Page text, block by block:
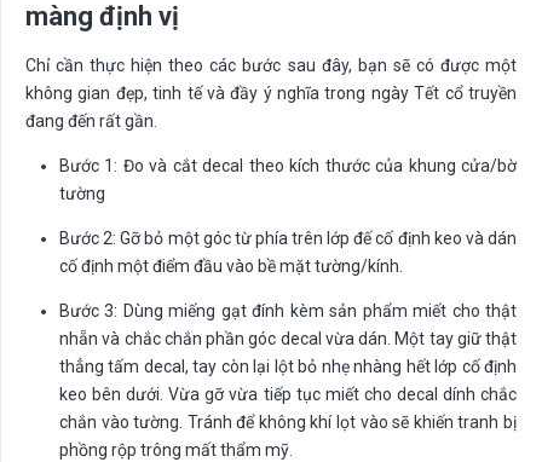
màng định vị
Chỉ cần thực hiện theo các bước sau đây, bạn sẽ có được một
không gian đẹp, tinh tế và đầy ý nghĩa trong ngày Tết cổ truyền
đang đến rất gần.
Bước 1: Đo và cắt decal theo kích thước của khung cửa/bờ
tường
Bước 2: Gỡ bỏ một góc từ phía trên lớp đế cố định keo và dán
cố định một điểm đầu vào bề mặt tường/kính.
Bước 3: Dùng miếng gạt đính kèm sản phẩm miết cho thật
nhẵn và chắc chắn phần góc decal vừa dán. Một tay giữ thật
thẳng tấm decal, tay còn lại lột bỏ nhẹ nhàng hết lớp cố định
keo bên dưới. Vừa gỡ vừa tiếp tục miết cho decal dính chắc
chắn vào tường. Tránh để không khí lọt vào sẽ khiến tranh bị
phồng rộp trông mất thẩm mỹ.